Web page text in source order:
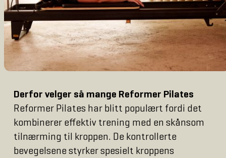
Derfor velger så mange Reformer Pilates
Reformer Pilates har blitt populært fordi det
kombinerer effektiv trening med en skånsom
tilnærming til kroppen. De kontrollerte
bevegelsene styrker spesielt kroppens